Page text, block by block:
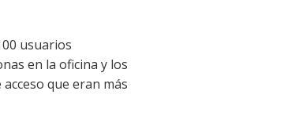
usuarios
en la oficina y los
que eran más